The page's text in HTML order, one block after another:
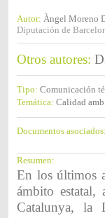
Autor: Àngel Moreno
Diputación de
Otros autores:
Tipo: Comunicación
Temática: Calidad
Documentos asociados:
Resumen:
En los últimos
ámbito estatal,
Catalunya, la